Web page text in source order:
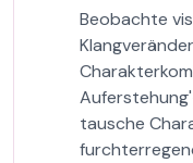
Beobachte
tausche